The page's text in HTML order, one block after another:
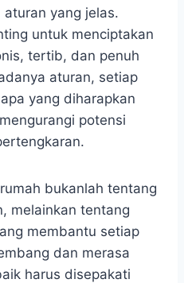
yang jelas.
untuk menciptakan
tertib, dan penuh
aturan, setiap
yang diharapkan
potensi
bukanlah tentang
melainkan tentang
membantu setiap
dan merasa
harus disepakati